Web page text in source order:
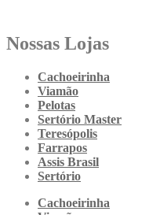
Nossas Lojas
Cachoeirinha
Viamão
Pelotas
Sertório Master
Teresópolis
Farrapos
Assis Brasil
Sertório
Cachoeirinha